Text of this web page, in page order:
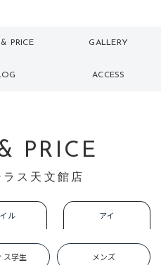
PRICE
ュー
GALLERY
ギャラリー
ACCESS
PRICE
ス天文館店
ル アイ
ス学生 メンズ